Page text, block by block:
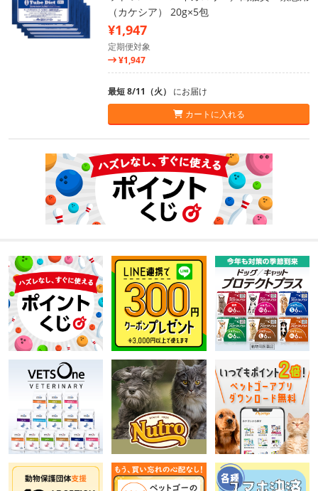
（カケシア） 20g×5包
¥1,947
定期便対象
¥1,947
最短 8/11（火） にお届け
カートに入れる